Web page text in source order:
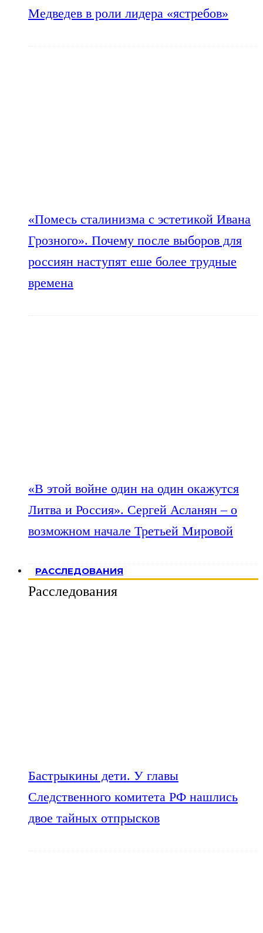
Медведев в роли лидера «ястребов»
«Помесь сталинизма с эстетикой Ивана
Грозного». Почему после выборов для
россиян наступят еше более трудные
времена
«В этой войне один на один окажутся
Литва и Россия». Сергей Асланян – о
возможном начале Третьей Мировой
РАССЛЕДОВАНИЯ
Расследования
Бастрыкины дети. У главы
Следственного комитета РФ нашлись
двое тайных отпрысков